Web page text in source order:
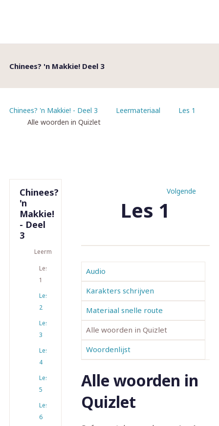
Chinees? 'n Makkie! Deel 3
Chinees? 'n Makkie! - Deel 3 Leermateriaal
Les 1
Alle woorden in Quizlet
Chinees?
'n
Makkie!
- Deel
3
Leermateriaal
Les
1
Les
2
Les
3
Les
4
Les
5
Les
6
Volgende
Les 1
Audio
Karakters schrijven
Materiaal snelle route
Alle woorden in Quizlet
Woordenlijst
Alle woorden in
Quizlet